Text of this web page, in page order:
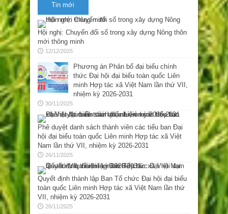
Tin mới
Hội nghị: Chuyển đổi số trong xây dựng Nông thôn
mới thông minh
12/12/2025
Phương án Phân bổ đại biểu chính
thức Đại hội đại biểu toàn quốc Liên
minh Hợp tác xã Việt Nam lần thứ VII,
nhiệm kỳ 2026-2031
30/11/2025
Phê duyệt danh sách thành viên các tiểu ban Đại
hội đại biểu toàn quốc Liên minh Hợp tác xã Việt
Nam lần thứ VII, nhiệm kỳ 2026-2031
26/11/2025
Quyết định thành lập Ban Tổ chức Đại hội đại biểu
toàn quốc Liên minh Hợp tác xã Việt Nam lần thứ
VII, nhiệm kỳ 2026-2031
26/11/2025